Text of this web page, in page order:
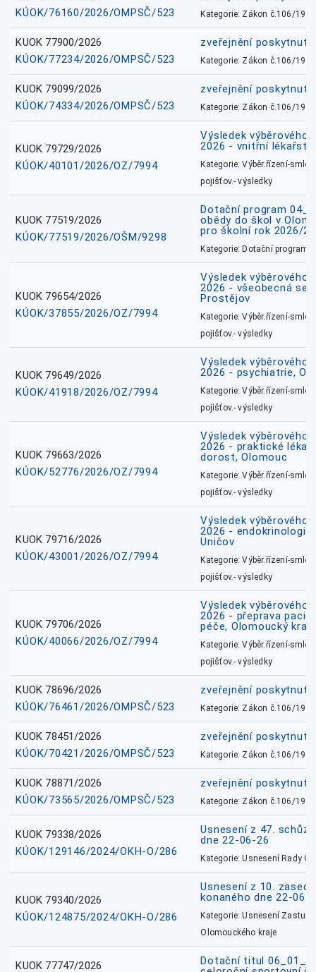
KÚOK/76160/2026/OMPSČ/523
Kategorie: Zákon č.106/1999
KUOK 77900/2026
KÚOK/77234/2026/OMPSČ/523
zveřejnění
Kategorie: Zákon č.106/1999
KUOK 79099/2026
KÚOK/74334/2026/OMPSČ/523
zveřejnění
Kategorie: Zákon č.106/1999
KUOK 79729/2026
KÚOK/40101/2026/OZ/7994
Výsledek výběrového
2026 - vnitřní
Kategorie: Výběr.řízení-
pojišťov.- výsledky
KUOK 77519/2026
KÚOK/77519/2026/OŠM/9298
Dotační program
obědy do škol v
pro školní rok 2026/
Kategorie: Dotační
KUOK 79654/2026
KÚOK/37855/2026/OZ/7994
Výsledek výběrového
2026 - všeobecná
Prostějov
Kategorie: Výběr.řízení-
pojišťov.- výsledky
KUOK 79649/2026
KÚOK/41918/2026/OZ/7994
Výsledek výběrového
2026 - psychiatrie,
Kategorie: Výběr.řízení-
pojišťov.- výsledky
KUOK 79663/2026
KÚOK/52776/2026/OZ/7994
Výsledek výběrového
2026 - praktické
dorost, Olomouc
Kategorie: Výběr.řízení-
pojišťov.- výsledky
KUOK 79716/2026
KÚOK/43001/2026/OZ/7994
Výsledek výběrového
2026 - endokrinologie
Uničov
Kategorie: Výběr.řízení-
pojišťov.- výsledky
KUOK 79706/2026
KÚOK/40066/2026/OZ/7994
Výsledek výběrového
2026 - přeprava
péče, Olomoucký kraj
Kategorie: Výběr.řízení-
pojišťov.- výsledky
KUOK 78696/2026
KÚOK/76461/2026/OMPSČ/523
zveřejnění
Kategorie: Zákon č.106/1999
KUOK 78451/2026
KÚOK/70421/2026/OMPSČ/523
zveřejnění
Kategorie: Zákon č.106/1999
KUOK 78871/2026
KÚOK/73565/2026/OMPSČ/523
zveřejnění
Kategorie: Zákon č.106/1999
KUOK 79338/2026
KÚOK/129146/2024/OKH-O/286
Usnesení z 47.
dne 22-06-26
Kategorie: Usnesení Rady
KUOK 79340/2026
KÚOK/124875/2024/OKH-O/286
Usnesení z 10.
konaného dne 22-06-
Kategorie: Usnesení
Olomouckého kraje
KUOK 77747/2026
Dotační titul